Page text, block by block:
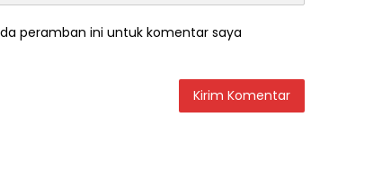
peramban ini untuk komentar saya